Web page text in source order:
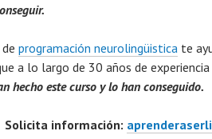
programación neurolingüistica te
a lo largo de 30 años de
hecho este curso y lo han conseguido.
Solicita información: